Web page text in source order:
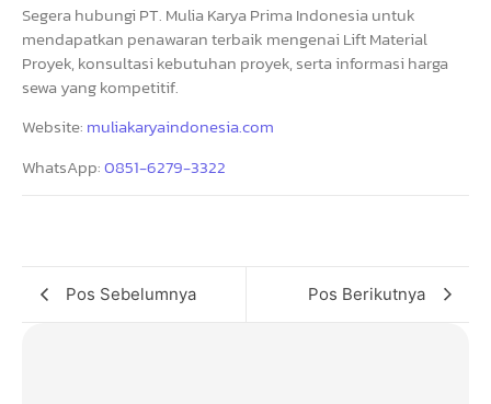
Segera hubungi PT. Mulia Karya Prima Indonesia untuk
mendapatkan penawaran terbaik mengenai Lift Material
Proyek, konsultasi kebutuhan proyek, serta informasi harga
sewa yang kompetitif.
Website: muliakaryaindonesia.com
WhatsApp:0851-6279-3322
Pos Sebelumnya Pos Berikutnya